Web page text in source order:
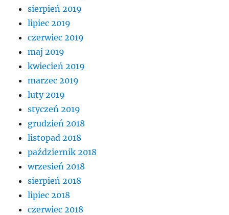
sierpień 2019
lipiec 2019
czerwiec 2019
maj 2019
kwiecień 2019
marzec 2019
luty 2019
styczeń 2019
grudzień 2018
listopad 2018
październik 2018
wrzesień 2018
sierpień 2018
lipiec 2018
czerwiec 2018